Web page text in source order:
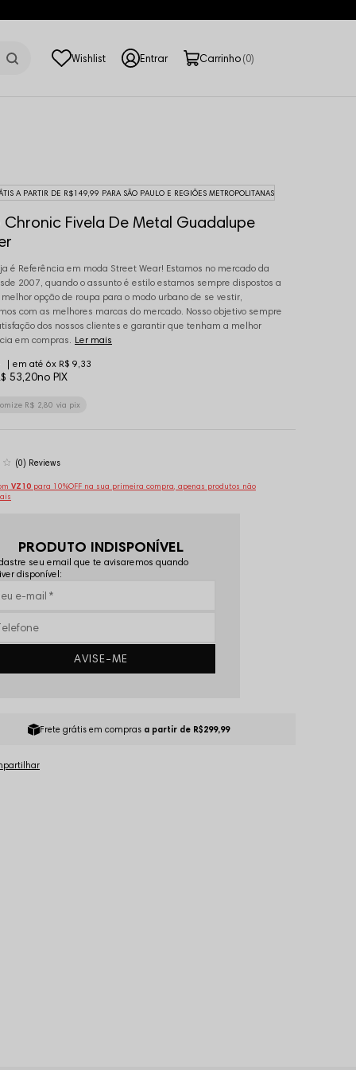
0
A PARTIR DE R$149,99 PARA SÃO PAULO E REGIÕES METROPOLITANAS
Fivela De Metal Guadalupe
é Referência em moda Street Wear! Estamos no mercado da
2007, quando o assunto é estilo estamos sempre dispostos a
opção de roupa para o modo urbano de se vestir,
com as melhores marcas do mercado. Nosso objetivo sempre
dos nossos clientes e garantir que tenham a melhor
em compras. Ler mais
53,20no PIX
6x R$ 9,33
R$ 2,80 via pix
(0)
VZ10 para 10%OFF na sua primeira compra, apenas produtos não
PRODUTO INDISPONÍVEL
seu email que te avisaremos quando
disponível:
AVISE-ME
Frete grátis em compras a partir de R$299,99